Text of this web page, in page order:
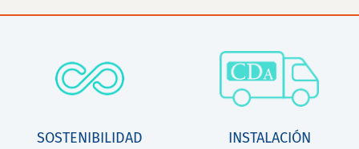
SOSTENIBILIDAD INSTALACIÓN